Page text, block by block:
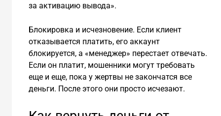
за активацию вывода».
Блокировка и исчезновение. Если клиент
отказывается платить, его аккаунт
блокируется, а «менеджер» перестает отвечать.
Если он платит, мошенники могут требовать
еще и еще, пока у жертвы не закончатся все
деньги. После этого они просто исчезают.